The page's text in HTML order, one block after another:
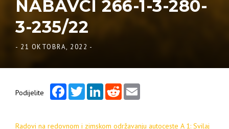
NABAVCI 266-1-3-280-
3-235/22
- 21 OKTOBRA, 2022 -
Podijelite
FacebookTwitterLinkedInReddit
Radovi na redovnom i zimskom održavanju autoceste A 1: Svilaj